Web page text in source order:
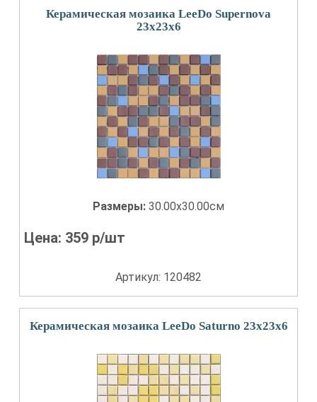
Керамическая мозаика LeeDo Supernova
23x23x6
Размеры: 30.00x30.00см
Цена: 359 р/шт
Артикул: 120482
Керамическая мозаика LeeDo Saturno 23x23x6